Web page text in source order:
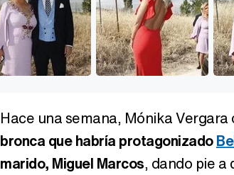
Hace una semana, Mónika Vergara
bronca que habría protagonizado
marido, Miguel Marcos, dando pie a